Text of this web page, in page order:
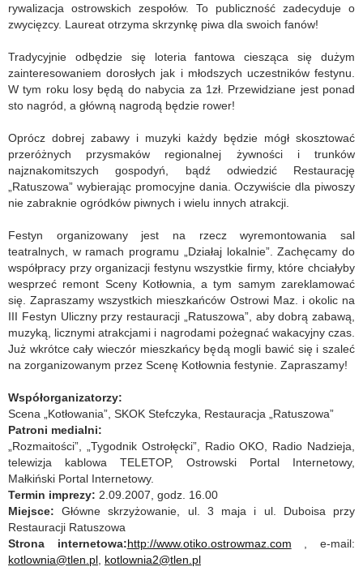
rywalizacja ostrowskich zespołów. To publiczność zadecyduje o
zwycięzcy. Laureat otrzyma skrzynkę piwa dla swoich fanów!
Tradycyjnie odbędzie się loteria fantowa ciesząca się dużym
zainteresowaniem dorosłych jak i młodszych uczestników festynu.
W tym roku losy będą do nabycia za 1zł. Przewidziane jest ponad
sto nagród, a główną nagrodą będzie rower!
Oprócz dobrej zabawy i muzyki każdy będzie mógł skosztować
przeróżnych przysmaków regionalnej żywności i trunków
najznakomitszych gospodyń, bądź odwiedzić Restaurację
„Ratuszowa” wybierając promocyjne dania. Oczywiście dla piwoszy
nie zabraknie ogródków piwnych i wielu innych atrakcji.
Festyn organizowany jest na rzecz wyremontowania sal
teatralnych, w ramach programu „Działaj lokalnie”. Zachęcamy do
współpracy przy organizacji festynu wszystkie firmy, które chciałyby
wesprzeć remont Sceny Kotłownia, a tym samym zareklamować
się. Zapraszamy wszystkich mieszkańców Ostrowi Maz. i okolic na
III Festyn Uliczny przy restauracji „Ratuszowa”, aby dobrą zabawą,
muzyką, licznymi atrakcjami i nagrodami pożegnać wakacyjny czas.
Już wkrótce cały wieczór mieszkańcy będą mogli bawić się i szaleć
na zorganizowanym przez Scenę Kotłownia festynie. Zapraszamy!
Współorganizatorzy:
Scena „Kotłowania”, SKOK Stefczyka, Restauracja „Ratuszowa”
Patroni medialni:
„Rozmaitości”, „Tygodnik Ostrołęcki”, Radio OKO, Radio Nadzieja,
telewizja kablowa TELETOP, Ostrowski Portal Internetowy,
Małkiński Portal Internetowy.
Termin imprezy: 2.09.2007, godz. 16.00
Miejsce: Główne skrzyżowanie, ul. 3 maja i ul. Duboisa przy
Restauracji Ratuszowa
Strona internetowa:http://www.otiko.ostrowmaz.com , e-mail:
kotlownia@tlen.pl kotlownia2@tlen.pl